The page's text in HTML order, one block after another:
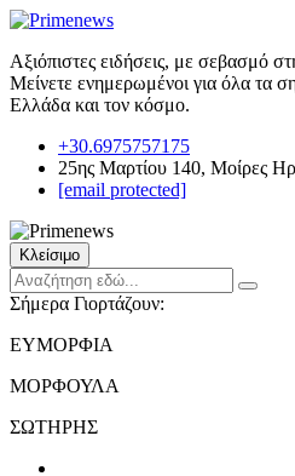
Αξιόπιστες ειδήσεις, με σεβασμό
Μείνετε ενημερωμένοι για όλα τα
Ελλάδα και τον κόσμο.
+30.6975757175
25ης Μαρτίου 140, Μοίρες
[email protected]
Κλείσιμο
Σήμερα Γιορτάζουν:
ΕΥΜΟΡΦΙΑ
ΜΟΡΦΟΥΛΑ
ΣΩΤΗΡΗΣ